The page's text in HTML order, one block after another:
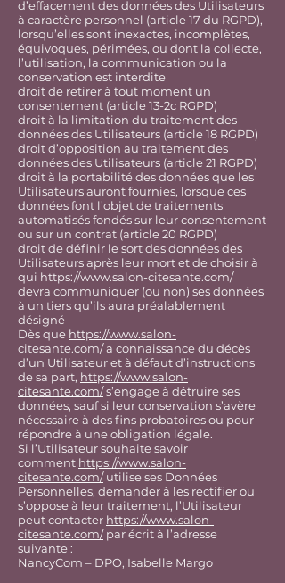
d’effacement des données des Utilisateurs
à caractère personnel (article 17 du RGPD),
lorsqu’elles sont inexactes, incomplètes,
équivoques, périmées, ou dont la collecte,
l’utilisation, la communication ou la
conservation est interdite
droit de retirer à tout moment un
consentement (article 13-2c RGPD)
droit à la limitation du traitement des
données des Utilisateurs (article 18 RGPD)
droit d’opposition au traitement des
données des Utilisateurs (article 21 RGPD)
droit à la portabilité des données que les
Utilisateurs auront fournies, lorsque ces
données font l’objet de traitements
automatisés fondés sur leur consentement
ou sur un contrat (article 20 RGPD)
droit de définir le sort des données des
Utilisateurs après leur mort et de choisir à
qui https://www.salon-citesante.com/
devra communiquer (ou non) ses données
à un tiers qu’ils aura préalablement
désigné
Dès que https://www.salon-
citesante.com/a connaissance du décès
d’un Utilisateur et à défaut d’instructions
de sa part, https://www.salon-
citesante.com/s’engage à détruire ses
données, sauf si leur conservation s’avère
nécessaire à des fins probatoires ou pour
répondre à une obligation légale.
Si l’Utilisateur souhaite savoir
comment https://www.salon-
citesante.com/utilise ses Données
Personnelles, demander à les rectifier ou
s’oppose à leur traitement, l’Utilisateur
peut contacter https://www.salon-
citesante.com/par écrit à l’adresse
suivante :
NancyCom – DPO, Isabelle Margo